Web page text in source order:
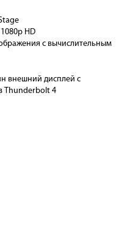
HD
с вычислительным
внешний дисплей с
Thunderbolt 4